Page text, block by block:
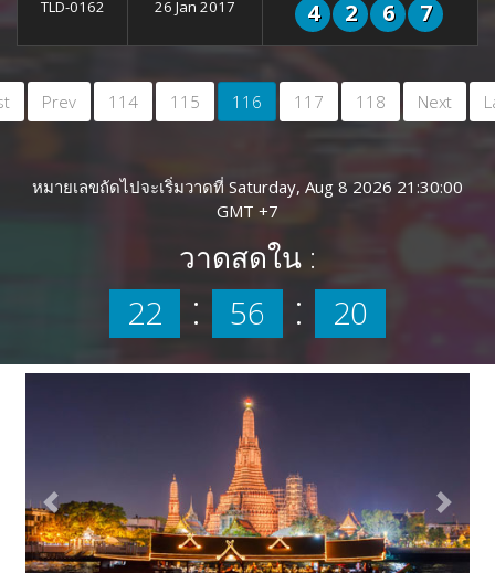
TLD-0162 26 Jan 2017 4 2 6 7
Prev 114 115 116 117 118 Next
หมายเลขถัดไปจะเริ่มวาดที่ Saturday, Aug 8 2026 21:30:00
GMT +7
วาดสดใน :
22 : 56 : 20
Previous Next